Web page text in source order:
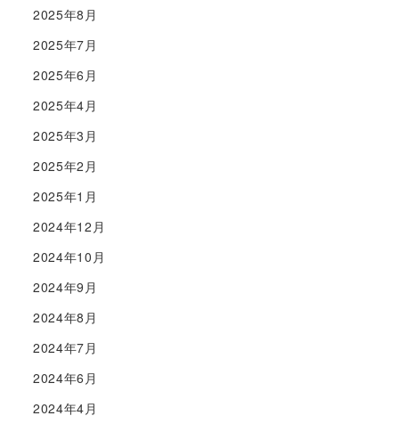
2025年8月
2025年7月
2025年6月
2025年4月
2025年3月
2025年2月
2025年1月
2024年12月
2024年10月
2024年9月
2024年8月
2024年7月
2024年6月
2024年4月